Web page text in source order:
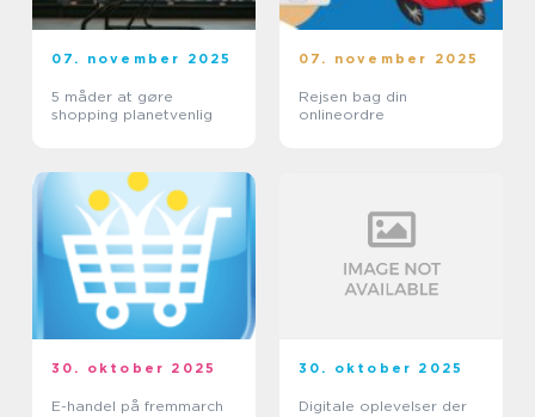
07. november 2025
5 måder at gøre
shopping planetvenlig
07. november 2025
Rejsen bag din
onlineordre
30. oktober 2025
E-handel på fremmarch
30. oktober 2025
Digitale oplevelser der